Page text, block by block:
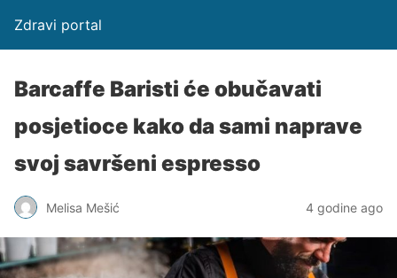
Zdravi portal
Barcaffe Baristi će obučavati
posjetioce kako da sami naprave
svoj savršeni espresso
Melisa Mešić 4 godine ago